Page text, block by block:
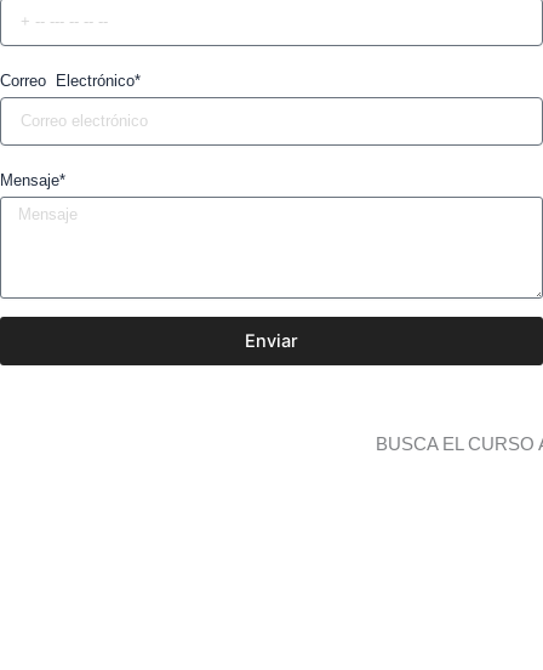
Correo Electrónico*
Mensaje*
Enviar
BUSCA EL CURSO